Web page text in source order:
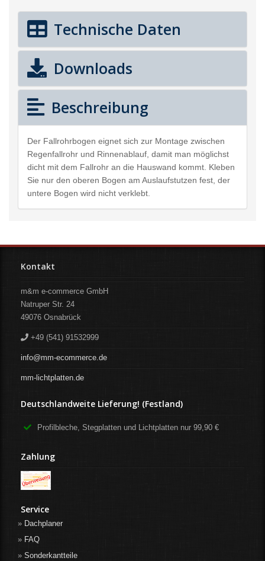
Technische Daten
Downloads
Beschreibung
Der Fallrohrbogen eignet sich zur Montage zwischen
Regenfallrohr und Rinnenablauf, damit man möglichst
dicht mit dem Fallrohr an die Hauswand kommt. Kleben
Sie nur den oberen Bogen am Auslaufstutzen fest, der
untere Bogen wird nicht verklebt.
Kontakt
m&m e-commerce GmbH
Natruper Str. 24
49076 Osnabrück
+49 (541) 91532999
info@mm-ecommerce.de
mm-lichtplatten.de
Deutschlandweite Lieferung! (Festland)
Profilbleche, Stegplatten und Lichtplatten nur 99,90 €
Zahlung
Service
Dachplaner
FAQ
Sonderkantteile